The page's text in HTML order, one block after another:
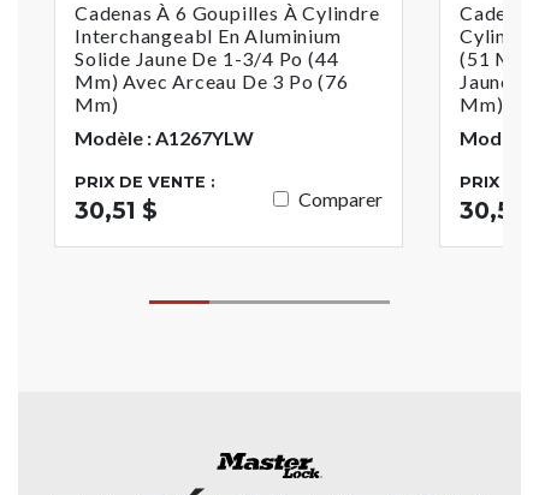
Cadenas À 6 Goupilles À Cylindre
Interchangeabl En Aluminium
Solide Jaune De 1-3/4 Po (44
Mm) Avec Arceau De 3 Po (76
Mm)
Modèle : A1267YLW
PRIX DE VENTE :
30,51 $ Comparer
(51
Jaune
Mm)
Modèle
PRIX DE
30,51